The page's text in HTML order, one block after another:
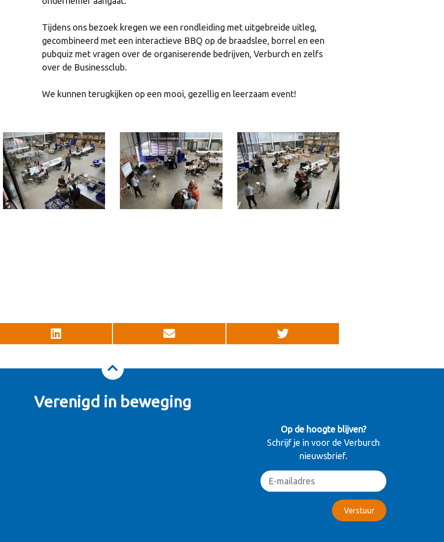
Tijdens ons bezoek kregen we een rondleiding met uitgebreide uitleg,
gecombineerd met een interactieve BBQ op de braadslee, borrel en een
pubquiz met vragen over de organiserende bedrijven, Verburch en zelfs
over de Businessclub.
We kunnen terugkijken op een mooi, gezellig en leerzaam event!
Verenigd in beweging
Op de hoogte blijven?
Schrijf je in voor de Verburch
nieuwsbrief.